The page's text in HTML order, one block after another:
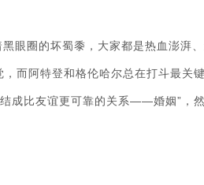
眼圈的坏蜀黍，大家都是热血澎湃
而阿特登和格伦哈尔总在打斗最关
成比友谊更可靠的关系——婚姻”，